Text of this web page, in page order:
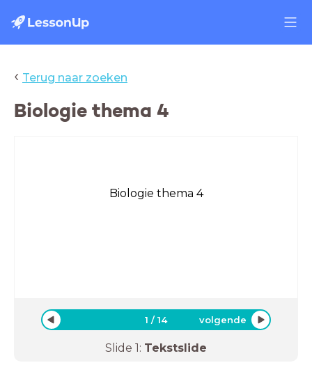
‹ Terug naar zoeken
Biologie thema 4
Biologie thema 4
1 /14 volgende
Slide 1: Tekstslide